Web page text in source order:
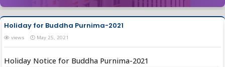
Holiday for Buddha Purnima-2021
views May 25, 2021
Holiday Notice for Buddha Purnima-2021